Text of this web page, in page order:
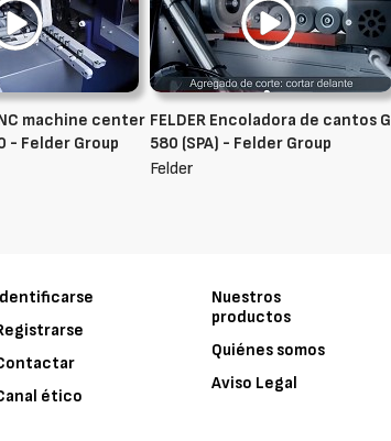
machine center
- Felder Group
FELDER Encoladora de cantos G
580 (SPA) - Felder Group
Felder
ético
Nuestros
productos
Quiénes somos
Aviso Legal